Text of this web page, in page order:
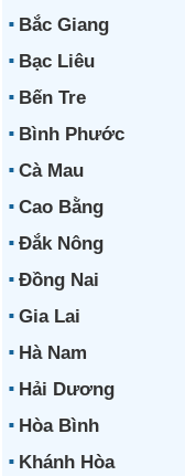
Bắc Giang
Bạc Liêu
Bến Tre
Bình Phước
Cà Mau
Cao Bằng
Đắk Nông
Đồng Nai
Gia Lai
Hà Nam
Hải Dương
Hòa Bình
Khánh Hòa